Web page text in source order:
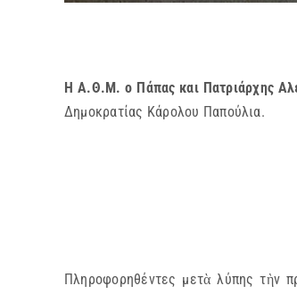
Η Α.Θ.Μ. ο Πάπας και Πατριάρχης
Δημοκρατίας Κάρολου Παπούλια.
Πληροφορηθέντες μετὰ λύπης τὴν